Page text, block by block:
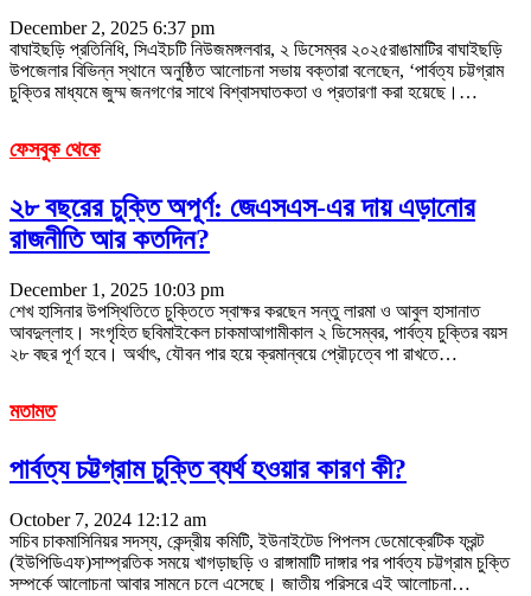
December 2, 2025 6:37 pm
বাঘাইছড়ি প্রতিনিধি, সিএইচটি নিউজমঙ্গলবার, ২ ডিসেম্বর ২০২৫রাঙামাটির বাঘাইছড়ি
উপজেলার বিভিন্ন স্থানে অনুষ্ঠিত আলোচনা সভায় বক্তারা বলেছেন, ‘পার্বত্য চট্টগ্রাম
চুক্তির মাধ্যমে জুম্ম জনগণের সাথে বিশ্বাসঘাতকতা ও প্রতারণা করা হয়েছে। …
ফেসবুক থেকে
২৮ বছরের চুক্তি অপূর্ণ: জেএসএস-এর দায় এড়ানোর
রাজনীতি আর কতদিন?
December 1, 2025 10:03 pm
শেখ হাসিনার উপস্থিতিতে চুক্তিতে স্বাক্ষর করছেন সন্তু লারমা ও আবুল হাসানাত
আবদুল্লাহ। সংগৃহিত ছবিমাইকেল চাকমাআগামীকাল ২ ডিসেম্বর, পার্বত্য চুক্তির বয়স
২৮ বছর পূর্ণ হবে। অর্থাৎ, যৌবন পার হয়ে ক্রমান্বয়ে প্রৌঢ়ত্বে পা রাখতে…
মতামত
পার্বত্য চট্টগ্রাম চুক্তি ব্যর্থ হওয়ার কারণ কী?
October 7, 2024 12:12 am
সচিব চাকমাসিনিয়র সদস্য, কেন্দ্রীয় কমিটি, ইউনাইটেড পিপলস ডেমোক্রেটিক ফ্রন্ট
(ইউপিডিএফ)সাম্প্রতিক সময়ে খাগড়াছড়ি ও রাঙ্গামাটি দাঙ্গার পর পার্বত্য চট্টগ্রাম চুক্তি
সম্পর্কে আলোচনা আবার সামনে চলে এসেছে। জাতীয় পরিসরে এই আলোচনা…